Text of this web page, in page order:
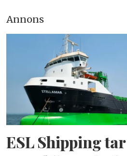
Annons
ESL Shipping